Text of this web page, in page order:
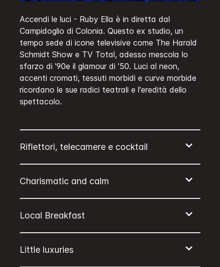
Accendi le luci - Ruby Ella è in diretta dal
Campidoglio di Colonia. Questo ex studio, un
tempo sede di icone televisive come The Harald
Schmidt Show e TV Total, adesso mescola lo
sfarzo di '90e il glamour di '50. Luci al neon,
accenti cromati, tessuti morbidi e curve morbide
ricordano le sue radici teatrali e l'eredità dello
spettacolo.